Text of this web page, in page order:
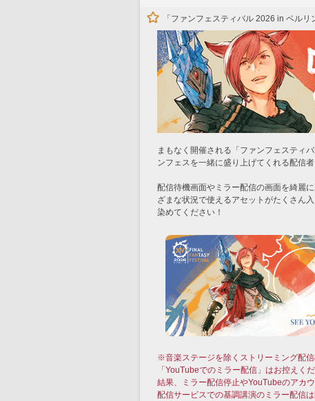
「ファンフェスティバル 2026 in ベル
まもなく開催される「ファンフェスティ
ンフェスを一緒に盛り上げてくれる配信
配信待機画面やミラー配信の画面を綺麗
ざまな状況で使えるアセットがたくさん
染めてください！
※音楽ステージを除くストリーミング配
「YouTubeでのミラー配信」はお控えく
結果、ミラー配信停止やYouTubeのアカ
配信サービスでの基調講演のミラー配信